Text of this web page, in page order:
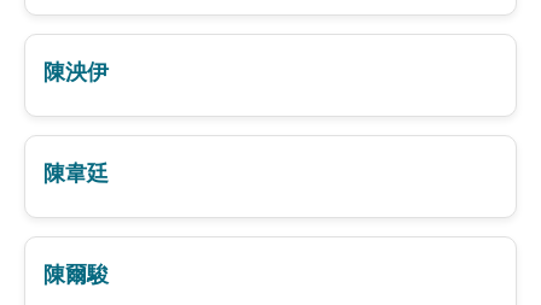
陳泱伊
陳韋廷
陳爾駿